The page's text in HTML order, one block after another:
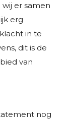
er samen
erg
in te
dit is de
van
nog